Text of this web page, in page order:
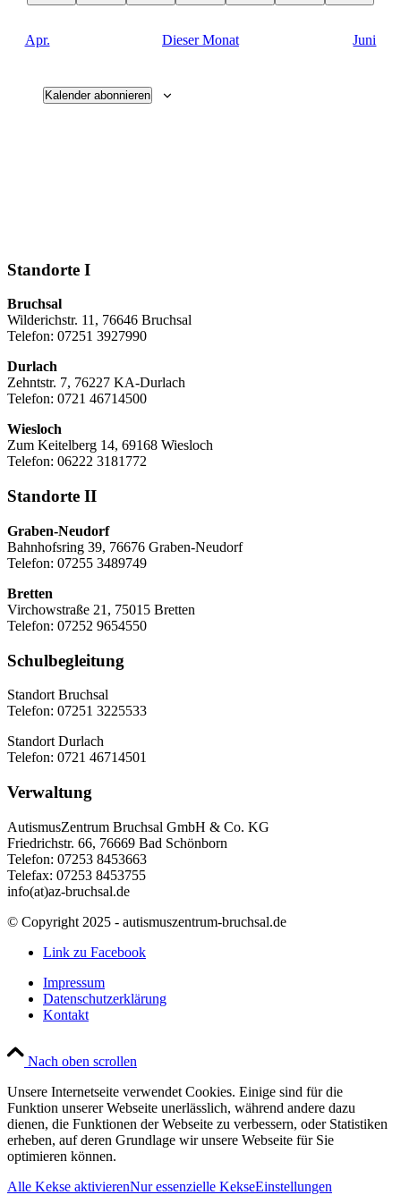
Apr. Dieser Monat Juni
Kalender abonnieren
Standorte I
Bruchsal
Wilderichstr. 11, 76646 Bruchsal
Telefon: 07251 3927990
Durlach
Zehntstr. 7, 76227 KA-Durlach
Telefon: 0721 46714500
Wiesloch
Zum Keitelberg 14, 69168 Wiesloch
Telefon: 06222 3181772
Standorte II
Graben-Neudorf
Bahnhofsring 39, 76676 Graben-Neudorf
Telefon: 07255 3489749
Bretten
Virchowstraße 21, 75015 Bretten
Telefon: 07252 9654550
Schulbegleitung
Standort Bruchsal
Telefon: 07251 3225533
Standort Durlach
Telefon: 0721 46714501
Verwaltung
AutismusZentrum Bruchsal GmbH & Co. KG
Friedrichstr. 66, 76669 Bad Schönborn
Telefon: 07253 8453663
Telefax: 07253 8453755
info(at)az-bruchsal.de
© Copyright 2025 - autismuszentrum-bruchsal.de
Link zu Facebook
Impressum
Datenschutzerklärung
Kontakt
Nach oben scrollen
Unsere Internetseite verwendet Cookies. Einige sind für die
Funktion unserer Webseite unerlässlich, während andere dazu
dienen, die Funktionen der Webseite zu verbessern, oder Statistiken
erheben, auf deren Grundlage wir unsere Webseite für Sie
optimieren können.
Alle Kekse aktivierenNur essenzielle KekseEinstellungen